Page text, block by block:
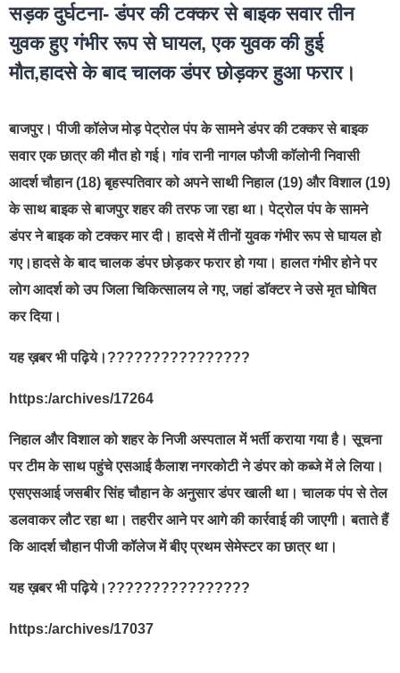
सड़क दुर्घटना- डंपर की टक्कर से बाइक सवार तीन
युवक हुए गंभीर रूप से घायल, एक युवक की हुई
मौत,हादसे के बाद चालक डंपर छोड़कर हुआ फरार।
बाजपुर। पीजी कॉलेज मोड़ पेट्रोल पंप के सामने डंपर की टक्कर से बाइक
सवार एक छात्र की मौत हो गई। गांव रानी नागल फौजी काॅलोनी निवासी
आदर्श चौहान (18) बृहस्पतिवार को अपने साथी निहाल (19) और विशाल (19)
के साथ बाइक से बाजपुर शहर की तरफ जा रहा था। पेट्रोल पंप के सामने
डंपर ने बाइक को टक्कर मार दी। हादसे में तीनों युवक गंभीर रूप से घायल हो
गए।हादसे के बाद चालक डंपर छोड़कर फरार हो गया। हालत गंभीर होने पर
लोग आदर्श को उप जिला चिकित्सालय ले गए, जहां डाॅक्टर ने उसे मृत घोषित
कर दिया।
यह ख़बर भी पढ़िये।????????????????
https:/archives/17264
निहाल और विशाल को शहर के निजी अस्पताल में भर्ती कराया गया है। सूचना
पर टीम के साथ पहुंचे एसआई कैलाश नगरकोटी ने डंपर को कब्जे में ले लिया।
एसएसआई जसबीर सिंह चौहान के अनुसार डंपर खाली था। चालक पंप से तेल
डलवाकर लौट रहा था। तहरीर आने पर आगे की कार्रवाई की जाएगी। बताते हैं
कि आदर्श चौहान पीजी कॉलेज में बीए प्रथम सेमेस्टर का छात्र था।
यह ख़बर भी पढ़िये।????????????????
https:/archives/17037